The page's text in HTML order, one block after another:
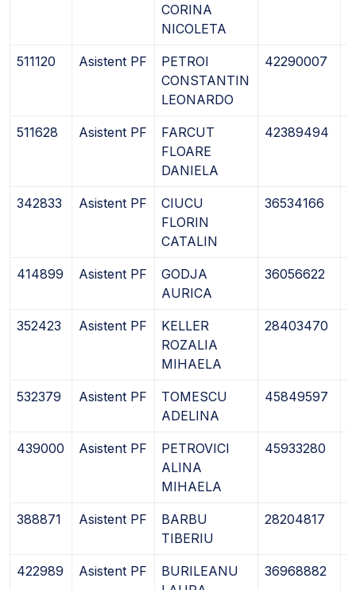
CORINA
NICOLETA
511120 Asistent PF
PETROI
CONSTANTIN
LEONARDO
42290007
511628 Asistent PF
FARCUT
FLOARE
DANIELA
42389494
342833 Asistent PF
CIUCU
FLORIN
CATALIN
36534166
414899 Asistent PF
GODJA
AURICA
36056622
352423 Asistent PF
KELLER
ROZALIA
MIHAELA
28403470
532379 Asistent PF
TOMESCU
ADELINA
45849597
439000 Asistent PF
PETROVICI
ALINA
MIHAELA
45933280
388871 Asistent PF
BARBU
TIBERIU
28204817
422989 Asistent PF
BURILEANU
36968882